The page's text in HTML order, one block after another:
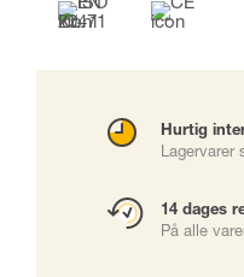
Hurtig
Lagervarer
14 dages
På alle